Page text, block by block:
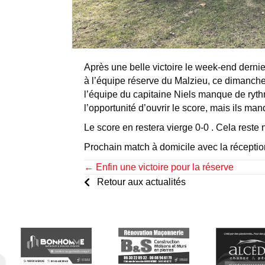
Après une belle victoire le week-end
à l’équipe réserve du Malzieu, ce
l’équipe du capitaine Niels manque de
l’opportunité d’ouvrir le score, mais ils
Le score en restera vierge 0-0 . Cela
Prochain match à domicile avec la
Posts
← Enfin une victoire pour la réserve
Retour aux actualités